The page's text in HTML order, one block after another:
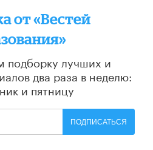
от «Вестей
подборку лучших и
два раза в неделю:
и пятницу
ПОДПИСАТЬСЯ